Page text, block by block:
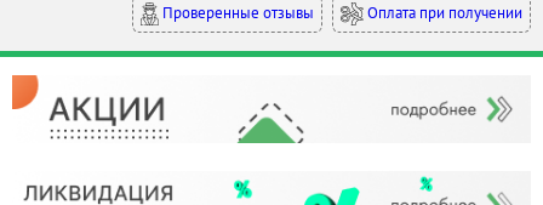
Проверенные отзывы
Оплата при получении